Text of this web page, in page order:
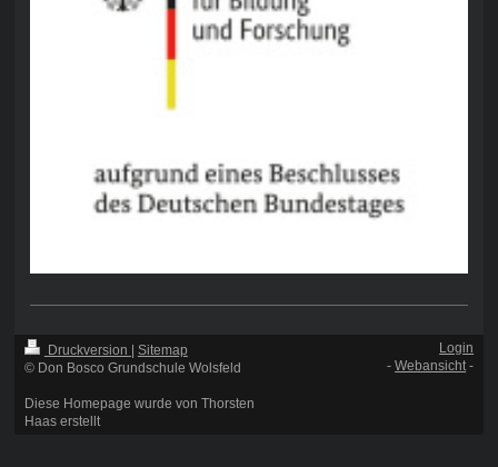
Druckversion
Sitemap
© Don Bosco Grundschule Wolsfeld
Diese Homepage wurde von Thorsten
Haas erstellt
Login
-Webansicht-